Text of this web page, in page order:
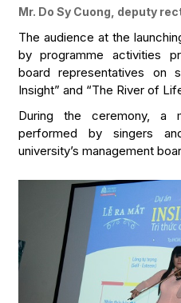
Mr. Do Sy Cuong, deputy
The audience at the
by programme activities
board representatives on
Insight” and “The River of
During the ceremony, a
performed by singers
university’s management